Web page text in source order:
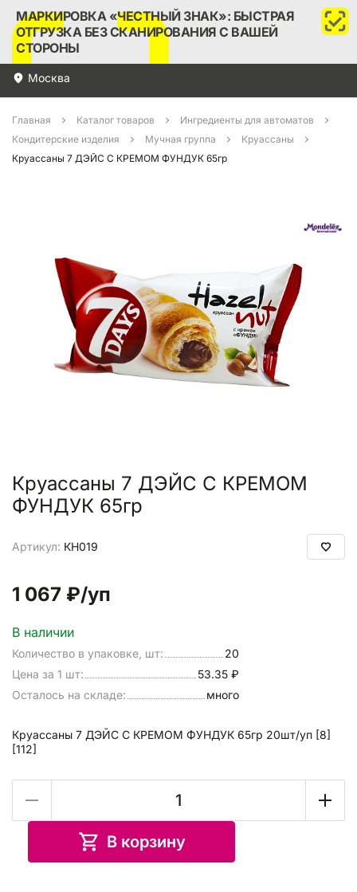
МАРКИРОВКА «ЧЕСТНЫЙ ЗНАК»: БЫСТРАЯ
ОТГРУЗКА БЕЗ СКАНИРОВАНИЯ С ВАШЕЙ
СТОРОНЫ
Москва
Главная Каталог товаров
Ингредиенты для автоматов
Кондитерские изделия
Мучная группа
Круассаны
Круассаны 7 ДЭЙС С КРЕМОМ ФУНДУК 65гр
Артикул: КН019
Круассаны 7 ДЭЙС С КРЕМОМ
ФУНДУК 65гр
1 067 ₽/уп
В наличии
Количество в упаковке, шт:
20
Цена за 1 шт:
53.35 ₽
Осталось на складе:
много
Круассаны 7 ДЭЙС С КРЕМОМ ФУНДУК 65гр 20шт/уп [8]
[112]
В корзину